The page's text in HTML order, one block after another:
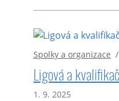
Spolky a organizace /
Ligová a
1. 9. 2025